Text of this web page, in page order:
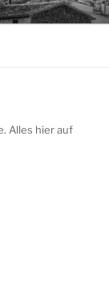
Alles hier auf